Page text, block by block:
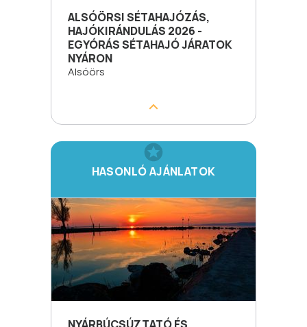
ALSÓÖRSI SÉTAHAJÓZÁS,
HAJÓKIRÁNDULÁS 2026 -
EGYÓRÁS SÉTAHAJÓ JÁRATOK
NYÁRON
Alsóörs
HASONLÓ AJÁNLATOK